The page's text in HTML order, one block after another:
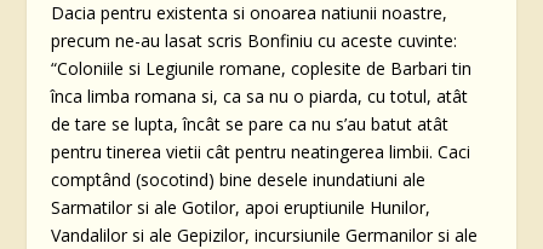
Dacia pentru existenta si onoarea natiunii noastre,
precum ne-au lasat scris Bonfiniu cu aceste cuvinte:
“Coloniile si Legiunile romane, coplesite de Barbari tin
înca limba romana si, ca sa nu o piarda, cu totul, atât
de tare se lupta, încât se pare ca nu s’au batut atât
pentru tinerea vietii cât pentru neatingerea limbii. Caci
comptând (socotind) bine desele inundatiuni ale
Sarmatilor si ale Gotilor, apoi eruptiunile Hunilor,
Vandalilor si ale Gepizilor, incursiunile Germanilor si ale